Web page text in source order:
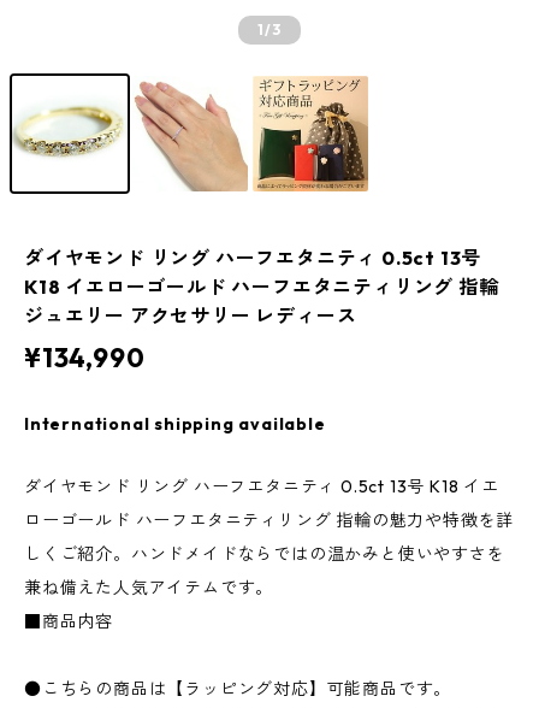
1/3
ダイヤモンド リング ハーフエタニティ 0.5ct 13号
K18 イエローゴールド ハーフエタニティリング 指輪
ジュエリー アクセサリー レディース
¥134,990
International shipping available
ダイヤモンド リング ハーフエタニティ 0.5ct 13号 K18 イエ
ローゴールド ハーフエタニティリング 指輪の魅力や特徴を詳
しくご紹介。ハンドメイドならではの温かみと使いやすさを
兼ね備えた人気アイテムです。
■商品内容
●こちらの商品は【ラッピング対応】可能商品です。